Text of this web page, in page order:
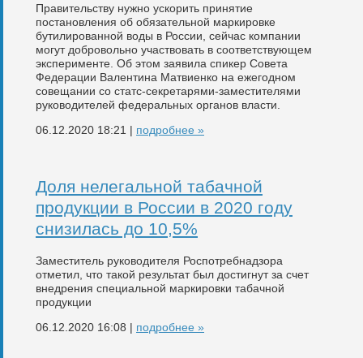
Правительству нужно ускорить принятие
постановления об обязательной маркировке
бутилированной воды в России, сейчас компании
могут добровольно участвовать в соответствующем
эксперименте. Об этом заявила спикер Совета
Федерации Валентина Матвиенко на ежегодном
совещании со статс-секретарями-заместителями
руководителей федеральных органов власти.
06.12.2020 18:21 | подробнее »
Доля нелегальной табачной
продукции в России в 2020 году
снизилась до 10,5%
Заместитель руководителя Роспотребнадзора
отметил, что такой результат был достигнут за счет
внедрения специальной маркировки табачной
продукции
06.12.2020 16:08 | подробнее »